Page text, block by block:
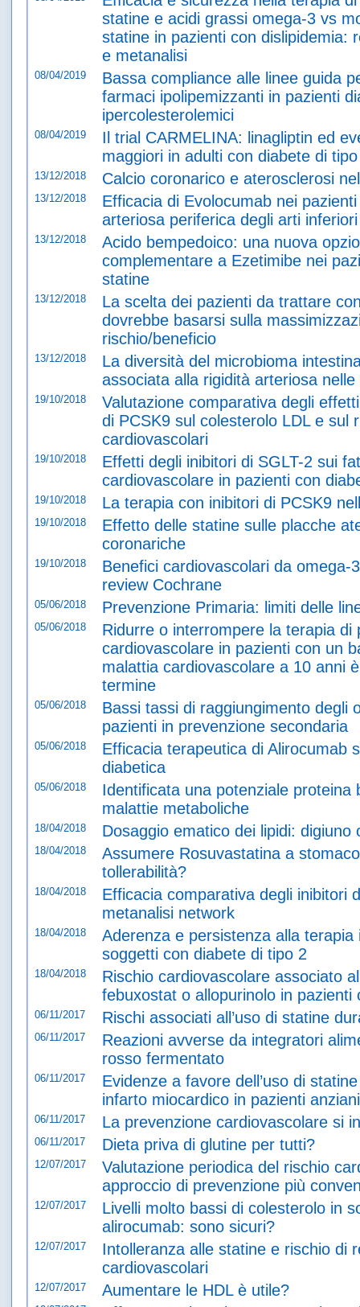
statine e acidi grassi omega-3 vs
statine in pazienti con dislipidemia:
e metanalisi
08/04/2019
Bassa compliance alle linee guida
farmaci ipolipemizzanti in pazienti
ipercolesterolemici
08/04/2019
Il trial CARMELINA: linagliptin ed
maggiori in adulti con diabete di
13/12/2018 Calcio coronarico e aterosclerosi
13/12/2018
Efficacia di Evolocumab nei
arteriosa periferica degli arti inferiori
13/12/2018
Acido bempedoico: una nuova
complementare a Ezetimibe nei
statine
13/12/2018
La scelta dei pazienti da trattare
dovrebbe basarsi sulla
rischio/beneficio
13/12/2018
La diversità del microbioma
associata alla rigidità arteriosa nelle
19/10/2018
Valutazione comparativa degli
di PCSK9 sul colesterolo LDL e sul
cardiovascolari
19/10/2018
Effetti degli inibitori di SGLT-2 sui
cardiovascolare in pazienti con
19/10/2018 La terapia con inibitori di PCSK9
19/10/2018
Effetto delle statine sulle placche
coronariche
19/10/2018
Benefici cardiovascolari da omega-
review Cochrane
05/06/2018 Prevenzione Primaria: limiti delle
05/06/2018
Ridurre o interrompere la terapia di
cardiovascolare in pazienti con un
malattia cardiovascolare a 10 anni
termine
05/06/2018
Bassi tassi di raggiungimento degli
pazienti in prevenzione secondaria
05/06/2018
Efficacia terapeutica di Alirocumab
diabetica
05/06/2018
Identificata una potenziale proteina
malattie metaboliche
18/04/2018 Dosaggio ematico dei lipidi: digiuno
18/04/2018
Assumere Rosuvastatina a
tollerabilità?
18/04/2018
Efficacia comparativa degli inibitori
metanalisi network
18/04/2018
Aderenza e persistenza alla terapia
soggetti con diabete di tipo 2
18/04/2018
Rischio cardiovascolare associato
febuxostat o allopurinolo in pazienti
06/11/2017 Rischi associati all’uso di statine
06/11/2017
Reazioni avverse da integratori
rosso fermentato
06/11/2017
Evidenze a favore dell’uso di
infarto miocardico in pazienti anziani
06/11/2017 La prevenzione cardiovascolare si
06/11/2017 Dieta priva di glutine per tutti?
12/07/2017
Valutazione periodica del rischio
approccio di prevenzione più
12/07/2017
Livelli molto bassi di colesterolo in
alirocumab: sono sicuri?
12/07/2017
Intolleranza alle statine e rischio di
cardiovascolari
12/07/2017 Aumentare le HDL è utile?